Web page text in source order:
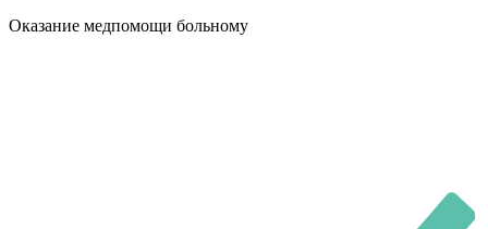
Оказание медпомощи больному